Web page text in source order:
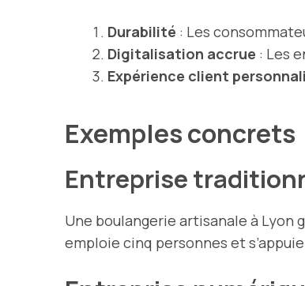
Durabilité : Les
Digitalisation accrue : Les
Expérience client
Exemples concrets
Entreprise
Une boulangerie artisanale à Lyon
emploie cinq personnes et